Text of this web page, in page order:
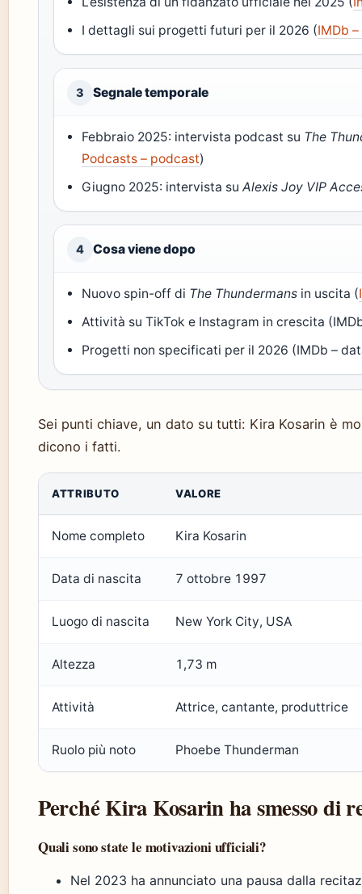
I dettagli sui progetti futuri per il 2026 (IMDb
3 Segnale temporale
Febbraio 2025: intervista podcast su The
Podcasts – podcast)
Giugno 2025: intervista suAlexis Joy VIP
4 Cosa viene dopo
Nuovo spin-off di The Thundermans in uscita (
Attività su TikTok e Instagram in crescita
Progetti non specificati per il 2026 (IMDb –
Sei punti chiave, un dato su tutti: Kira Kosarin è
dicono i fatti.
ATTRIBUTO VALORE
Nome completo Kira Kosarin
Data di nascita 7 ottobre 1997
Luogo di nascita New York City, USA
Altezza 1,73 m
Attività Attrice, cantante, produttrice
Ruolo più noto Phoebe Thunderman
Perché Kira Kosarin ha smesso di
Quali sono state le motivazioni ufficiali?
Nel 2023 ha annunciato una pausa dalla